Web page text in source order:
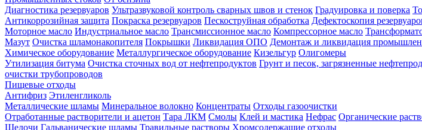
Диагностика резервуаров Ультразвуковой контроль сварных швов и стенок Градуировка и поверка
Антикоррозийная защита Покраска резервуаров Пескоструйная обработка Дефектоскопия
Моторное масло Индустриальное масло Трансмиссионное масло Компрессорное масло
Мазут Очистка шламонакопителя Покрышки Ликвидация ОПО Демонтаж и ликвидация
Химическое оборудование Металлургическое оборудование Кизельгур Олигомеры
Утилизация битума Очистка сточных вод от нефтепродуктов Грунт и песок, загрязненные
очистки трубопроводов
Пищевые отходы
Антифриз Этиленгликоль
Металлические шламы Минеральное волокно Концентраты Отходы газоочистки
Отработанные растворители и ацетон Тара ЛКМ Смолы Клей и мастика Нефрас Органические
Щелочи Гальванические шламы Травильные растворы Хромсодержащие отходы